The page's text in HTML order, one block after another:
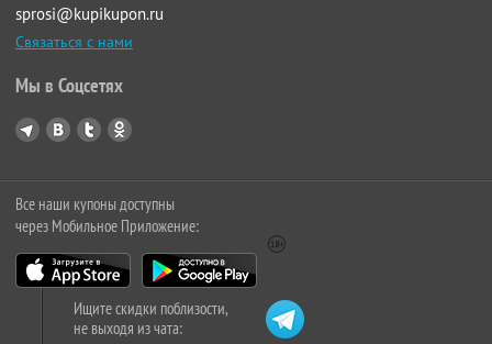
sprosi@kupikupon.ru
Связаться с нами
Мы в Соцсетях
Все наши купоны доступны
через Мобильное Приложение:
Ищите скидки поблизости,
не выходя из чата: